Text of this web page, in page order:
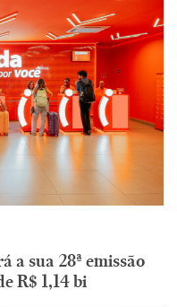
a sua 28ª emissão
R$ 1,14 bi